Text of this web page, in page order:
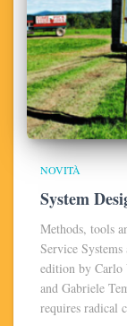
NOVITÀ
System
Methods, tools
Service
edition by Carlo
and Gabriele
requires radical